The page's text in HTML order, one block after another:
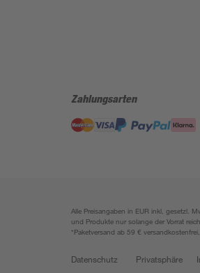
Zahlungsarten
Alle Preisangaben in EUR inkl. gesetzl.
und Produkte nur solange der Vorrat
*Paketversand ab 59 €
Datenschutz Privatsphäre